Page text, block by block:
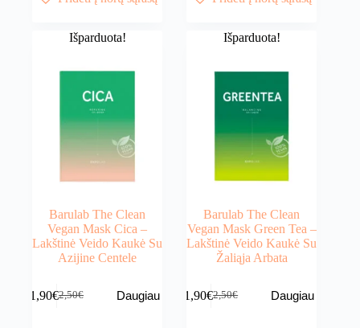
Išparduota!
Barulab The Clean
Vegan Mask Cica –
Lakštinė Veido Kaukė Su
Azijine Centele
2,50€
Original
1,90€Current
Daugiau
Išparduota!
Barulab The Clean
Vegan Mask Green Tea –
Lakštinė Veido Kaukė Su
Žaliąja Arbata
2,50€
Original
1,90€Current
Daugiau